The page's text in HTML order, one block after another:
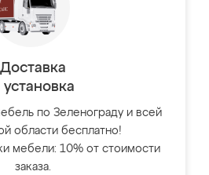
Доставка
установка
по Зеленограду и всей
области бесплатно!
мебели: 10% от стоимости
заказа.